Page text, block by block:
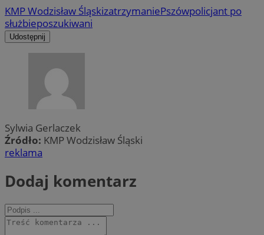
KMP Wodzisław ŚląskizatrzymaniePszówpolicjant po
służbieposzukiwani
Udostępnij
Sylwia Gerlaczek
Źródło: KMP Wodzisław Śląski
reklama
Dodaj komentarz